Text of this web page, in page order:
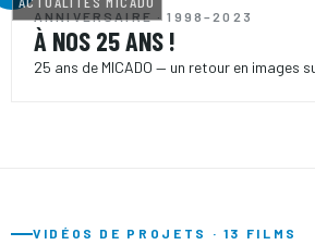
ANNIVERSAIRE · 1998–2023
À NOS 25 ANS !
25 ans de MICADO — un retour en images
VIDÉOS DE PROJETS · 13 FILMS